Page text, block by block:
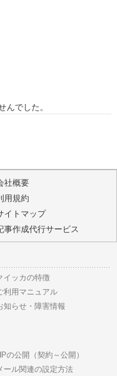
んでした。
社概要
用規約
イトマップ
事作成代行サービス
イッカの特徴
利用マニュアル
知らせ・障害情報
の公開（契約～公開）
ール関連の設定方法